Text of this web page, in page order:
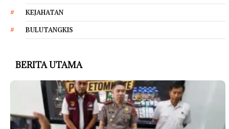
KEJAHATAN
BULUTANGKIS
BERITA UTAMA